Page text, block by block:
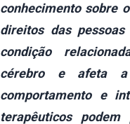
conhecimento sobre
direitos das
condição
cérebro e afeta a
comportamento e
terapêuticos